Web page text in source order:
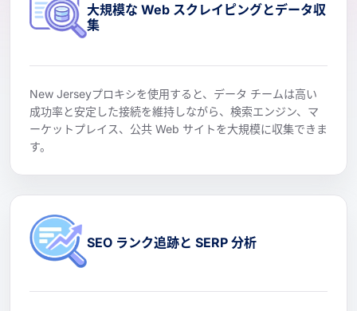
大規模な Web スクレイピングとデータ収
集
New Jerseyプロキシを使用すると、データ チームは高い
成功率と安定した接続を維持しながら、検索エンジン、マ
ーケットプレイス、公共 Web サイトを大規模に収集できま
す。
SEO ランク追跡と SERP 分析